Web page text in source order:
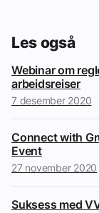
Les også
Webinar om
arbeidsreiser
7 desember 2020
Connect with
Event
27 november 2020
Suksess med